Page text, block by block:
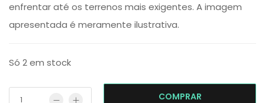
enfrentar até os terrenos mais exigentes. A imagem
apresentada é meramente ilustrativa.
Só 2 em stock
COMPRAR